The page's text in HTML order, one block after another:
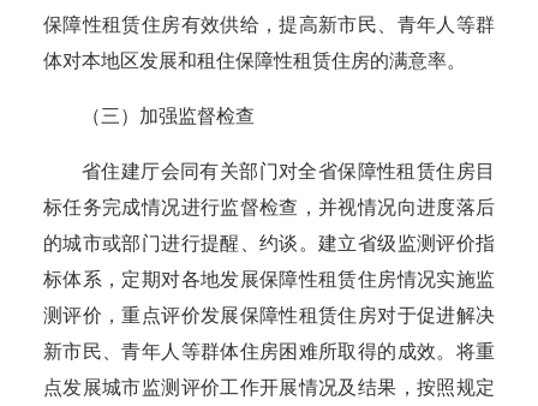
保障性租赁住房有效供给，提高新市民、青年人等群
体对本地区发展和租住保障性租赁住房的满意率。
（三）加强监督检查
省住建厅会同有关部门对全省保障性租赁住房目
标任务完成情况进行监督检查，并视情况向进度落后
的城市或部门进行提醒、约谈。建立省级监测评价指
标体系，定期对各地发展保障性租赁住房情况实施监
测评价，重点评价发展保障性租赁住房对于促进解决
新市民、青年人等群体住房困难所取得的成效。将重
点发展城市监测评价工作开展情况及结果，按照规定